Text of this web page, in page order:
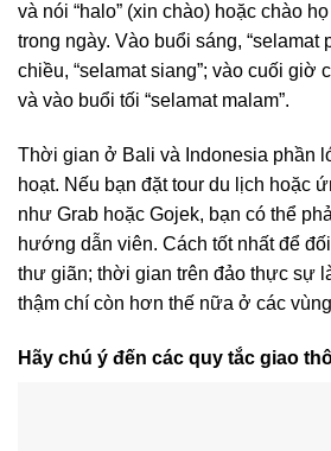
và nói “halo” (xin chào) hoặc chào
trong ngày. Vào buổi sáng, “selamat
chiều, “selamat siang”; vào cuối giờ
và vào buổi tối “selamat malam”.
Thời gian ở Bali và Indonesia phần
hoạt. Nếu bạn đặt tour du lịch hoặc
như Grab hoặc Gojek, bạn có thể
hướng dẫn viên. Cách tốt nhất để
thư giãn; thời gian trên đảo thực sự
thậm chí còn hơn thế nữa ở các
Hãy chú ý đến các quy tắc giao